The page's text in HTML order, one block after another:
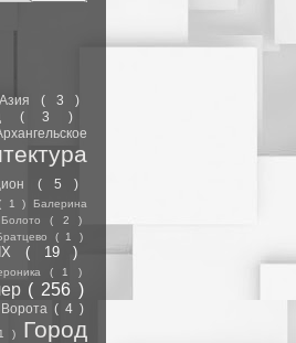
Азия ( 3 )
( 3 )
( 5 )
1 ) Балерина
Болото( 2 )
( 1 )
( 19 )
( 1 )
( 256 )
Ворота ( 4 )
) Город